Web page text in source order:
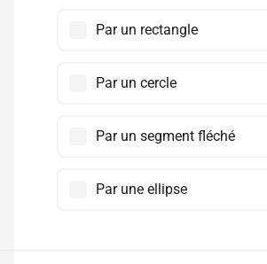
Par un rectangle
Par un cercle
Par un segment fléché
Par une ellipse